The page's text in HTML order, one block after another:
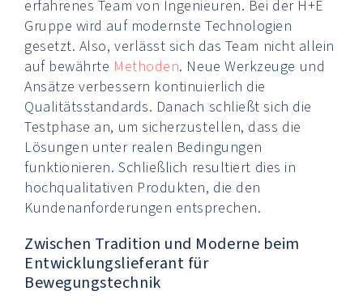
erfahrenes Team von Ingenieuren. Bei der H+E
Gruppe wird auf modernste Technologien
gesetzt. Also, verlässt sich das Team nicht allein
auf bewährte Methoden. Neue Werkzeuge und
Ansätze verbessern kontinuierlich die
Qualitätsstandards. Danach schließt sich die
Testphase an, um sicherzustellen, dass die
Lösungen unter realen Bedingungen
funktionieren. Schließlich resultiert dies in
hochqualitativen Produkten, die den
Kundenanforderungen entsprechen.
Zwischen Tradition und Moderne beim
Entwicklungslieferant für
Bewegungstechnik